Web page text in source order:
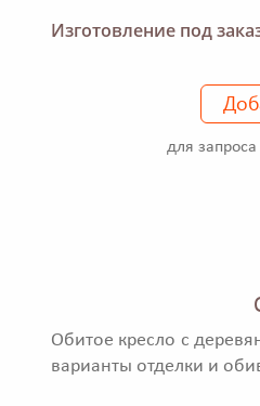
Изготовление под
для
Обитое кресло с
варианты отделки и